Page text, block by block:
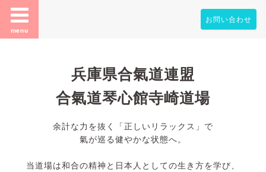
menu
お問い合わせ
兵庫県合氣道連盟
合氣道琴心館寺崎道場
余計な力を抜く「正しいリラックス」で
氣が巡る健やかな状態へ。
当道場は和合の精神と日本人としての生き方を学び、